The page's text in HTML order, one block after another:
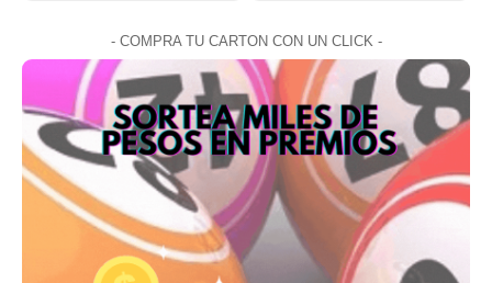
- COMPRA TU CARTON CON UN CLICK -